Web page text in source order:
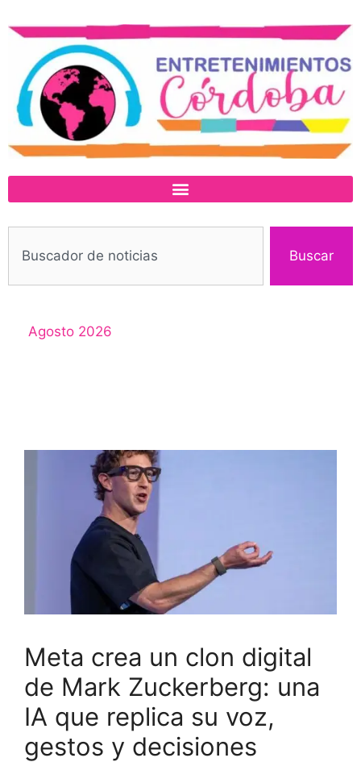
Buscar
Agosto 2026
Meta crea un clon digital
de Mark Zuckerberg: una
IA que replica su voz,
gestos y decisiones